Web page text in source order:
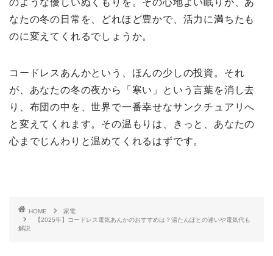
なたの冬の日常を、どれほど豊かで、活力に満ちたも
のに変えてくれるでしょうか。
コードレスあんかという、ほんの少しの投資。それ
が、あなたの冬の夜から「寒い」という言葉を消し去
り、布団の中を、世界で一番幸せなサンクチュアリへ
と変えてくれます。その温もりは、きっと、あなたの
心までじんわりと温めてくれるはずです。
HOME
家電
【2025年】コードレス電気あんかのおすすめは？湯たんぽとの違いや電気代も
解説